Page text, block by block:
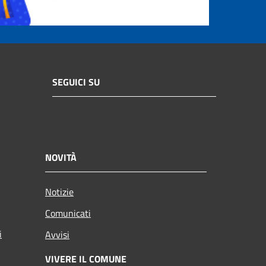
SEGUICI SU
NOVITÀ
Notizie
Comunicati
Avvisi
VIVERE IL COMUNE